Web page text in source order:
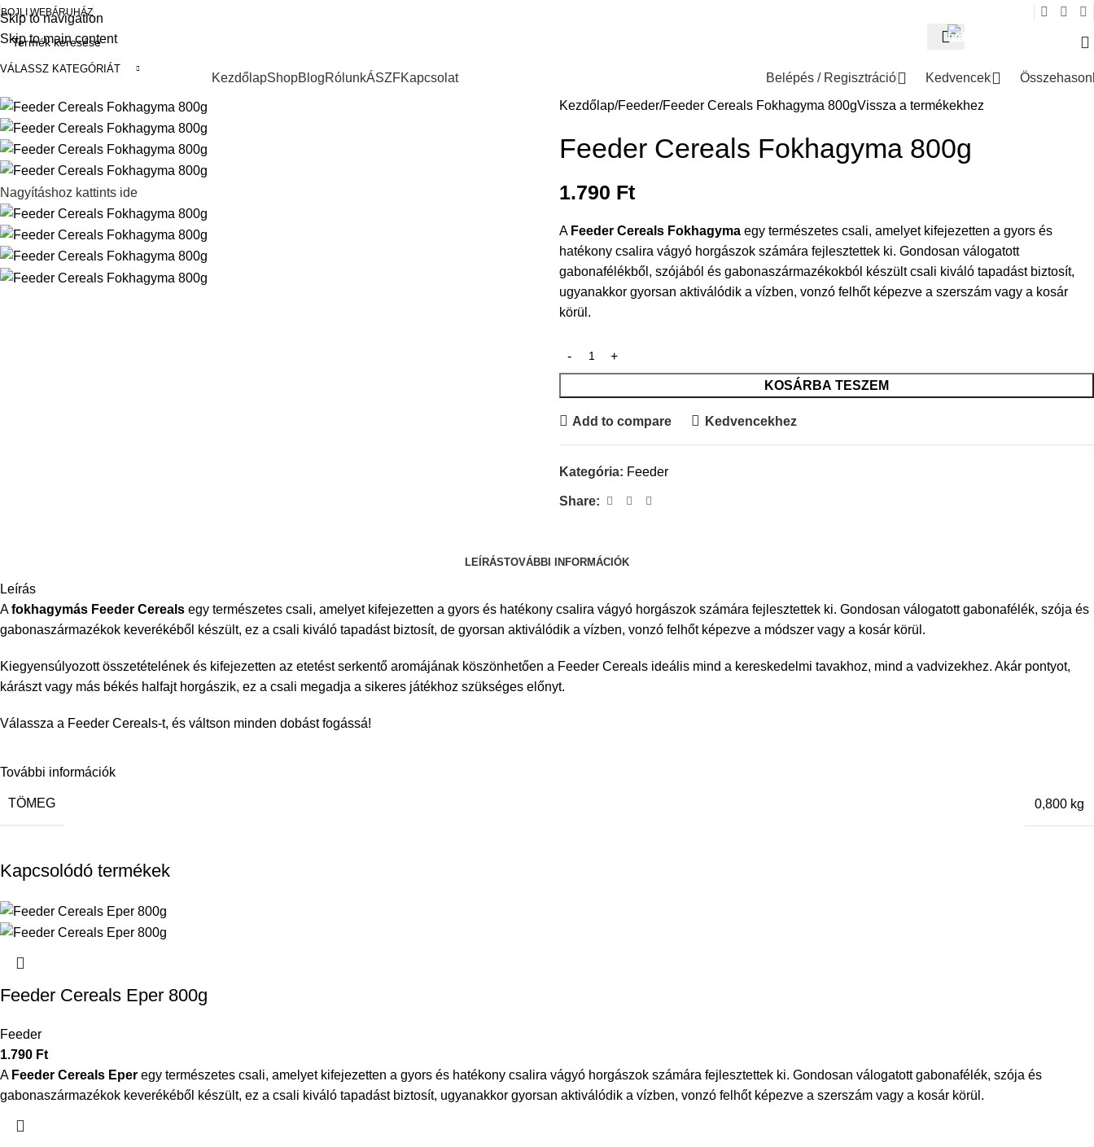
Skip to navigation
Skip to main content
BOJLI WEBÁRUHÁZ
VÁLASSZ KATEGÓRIÁT
KezdőlapShopBlogRólunkÁSZFKapcsolat Belépés / Regisztráció Kedvencek
Nagyításhoz kattints ide
Kezdőlap Feeder Feeder Cereals Fokhagyma 800gVissza a termékekhez
Feeder Cereals Fokhagyma 800g
1.790 Ft
A Feeder Cereals Fokhagyma egy természetes csali, amelyet kifejezetten a gyors és
hatékony csalira vágyó horgászok számára fejlesztettek ki. Gondosan válogatott
gabonafélékből, szójából és gabonaszármazékokból készült csali kiváló tapadást biztosít,
ugyanakkor gyorsan aktiválódik a vízben, vonzó felhőt képezve a szerszám vagy a kosár
körül.
KOSÁRBA TESZEM
Add to compare Kedvencekhez
Kategória: Feeder
Share:
LEÍRÁSTOVÁBBI INFORMÁCIÓK
Leírás
Afokhagymás Feeder Cereals egy természetes csali, amelyet kifejezetten a gyors és hatékony csalira vágyó horgászok számára fejlesztettek ki. Gondosan válogatott gabonafélék, szója és
gabonaszármazékok keverékéből készült, ez a csali kiváló tapadást biztosít, de gyorsan aktiválódik a vízben, vonzó felhőt képezve a módszer vagy a kosár körül.
Kiegyensúlyozott összetételének és kifejezetten az etetést serkentő aromájának köszönhetően a Feeder Cereals ideális mind a kereskedelmi tavakhoz, mind a vadvizekhez. Akár pontyot,
kárászt vagy más békés halfajt horgászik, ez a csali megadja a sikeres játékhoz szükséges előnyt.
Válassza a Feeder Cereals-t, és váltson minden dobást fogássá!
További információk
TÖMEG 0,800 kg
Kapcsolódó termékek
Feeder Cereals Eper 800g
Feeder
1.790 Ft
A Feeder Cereals Eper egy természetes csali, amelyet kifejezetten a gyors és hatékony csalira vágyó horgászok számára fejlesztettek ki. Gondosan válogatott gabonafélék, szója és
gabonaszármazékok keverékéből készült, ez a csali kiváló tapadást biztosít, ugyanakkor gyorsan aktiválódik a vízben, vonzó felhőt képezve a szerszám vagy a kosár körül.